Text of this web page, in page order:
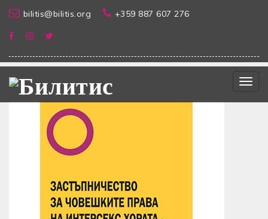
bilitis@bilitis.org +359 887 607 276